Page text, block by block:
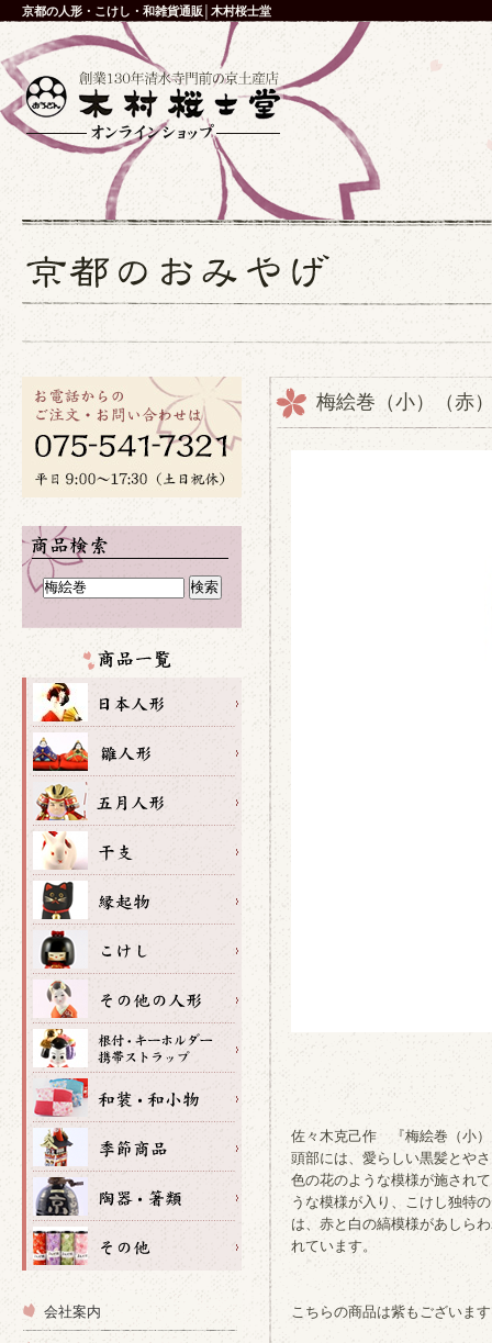
京都の人形・こけし・和雑貨通販│木村桜士堂
梅絵巻（小）（赤
佐々木克己作 『梅絵巻（小
頭部には、愛らしい黒髪とや
色の花のような模様が施され
うな模様が入り、こけし独特
は、赤と白の縞模様があしら
れています。
こちらの商品は紫もございま
会社案内